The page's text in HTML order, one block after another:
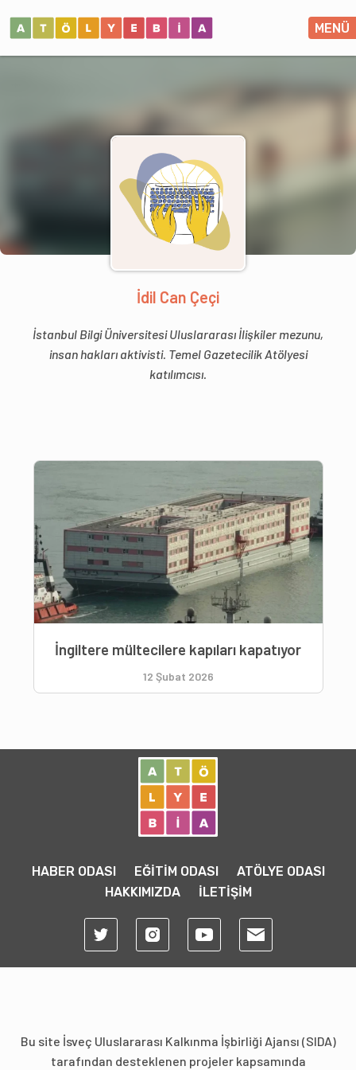
MENÜ
İdil Can Çeçi
İstanbul Bilgi Üniversitesi Uluslararası İlişkiler mezunu,
insan hakları aktivisti. Temel Gazetecilik Atölyesi
katılımcısı.
İngiltere mültecilere kapıları kapatıyor
12 Şubat 2026
HABER ODASI EĞİTİM ODASI
ATÖLYE ODASI
HAKKIMIZDA
İLETİŞİM
Bu site İsveç Uluslararası Kalkınma İşbirliği Ajansı (SIDA)
tarafından desteklenen projeler kapsamında